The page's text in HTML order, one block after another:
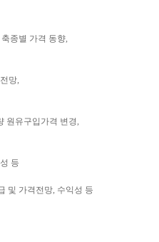
종별 가격 동향,
망,
원유구입가격 변경,
등
및 가격전망, 수익성 등